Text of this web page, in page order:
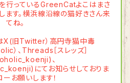
行っているGreenCatよこはまさ
ます。横浜線沿線の猫好きさん来
てね。
X(旧Twitter）高円寺猫中毒
）、Threads［スレッズ］
、
にてお知らせしておりま
ーお願いします！